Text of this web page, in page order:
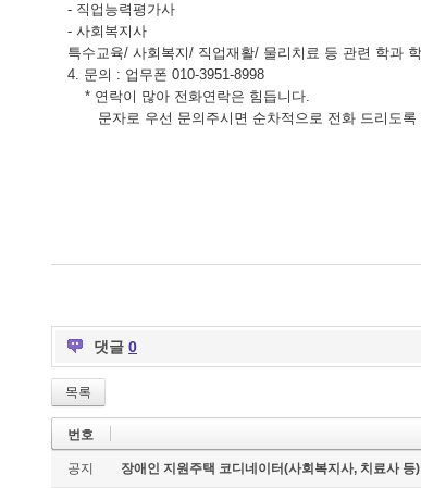
- 직업능력평가사
- 사회복지사
특수교육/ 사회복지/ 직업재활/ 물리치료 등 관련
4. 문의 : 업무폰 010-3951-8998
* 연락이 많아 전화연락은 힘듭니다.
문자로 우선 문의주시면 순차적으로 전화 드리도록
댓글 0
목록
번호
공지 장애인 지원주택 코디네이터(사회복지사, 치료사 등